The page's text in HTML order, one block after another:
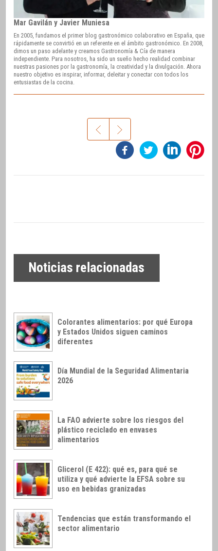
Mar Gavilán y Javier Muniesa
En 2005, fundamos el primer blog gastronómico colaborativo en España, que
rápidamente se convirtió en un referente en el ámbito gastronómico. En 2008,
dimos un paso adelante y creamos Gastronomía & Cía de manera
independiente. Para nosotros, ha sido un sueño hecho realidad combinar
nuestras pasiones por la gastronomía, la creatividad y la divulgación. Ahora
nuestro objetivo es inspirar, informar, deleitar y conectar con todos los
entusiastas de la cocina.
Noticias relacionadas
Colorantes alimentarios: por qué Europa
y Estados Unidos siguen caminos
diferentes
Día Mundial de la Seguridad Alimentaria
2026
La FAO advierte sobre los riesgos del
plástico reciclado en envases
alimentarios
Glicerol (E 422): qué es, para qué se
utiliza y qué advierte la EFSA sobre su
uso en bebidas granizadas
Tendencias que están transformando el
sector alimentario